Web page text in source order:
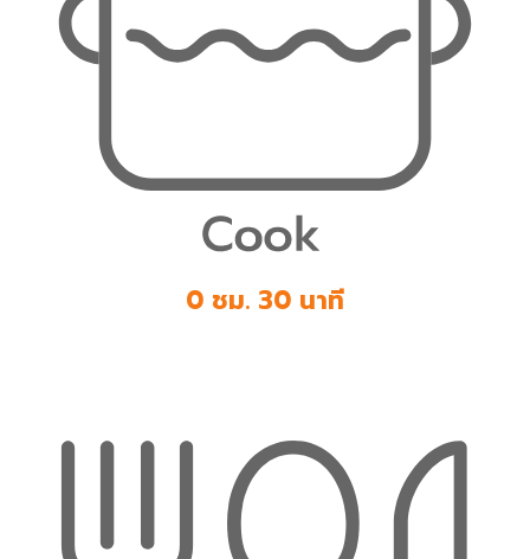
0 ชม. 30 นาที